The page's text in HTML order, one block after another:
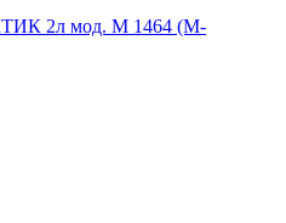
2л мод. М 1464 (М-